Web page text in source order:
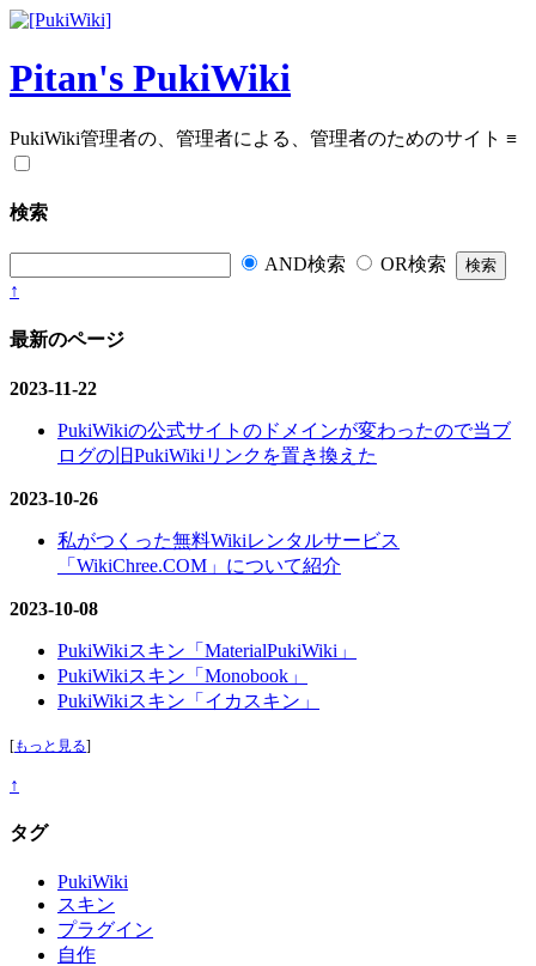
Pitan's PukiWiki
PukiWiki管理者の、管理者による、管理者のためのサイト ≡
検索
AND検索
OR検索
↑
最新のページ
2023-11-22
PukiWikiの公式サイトのドメインが変わったので当ブ
ログの旧PukiWikiリンクを置き換えた
2023-10-26
私がつくった無料Wikiレンタルサービス
「WikiChree.COM」について紹介
2023-10-08
PukiWikiスキン「MaterialPukiWiki」
PukiWikiスキン「Monobook」
PukiWikiスキン「イカスキン」
[もっと見る]
↑
タグ
PukiWiki
スキン
プラグイン
自作